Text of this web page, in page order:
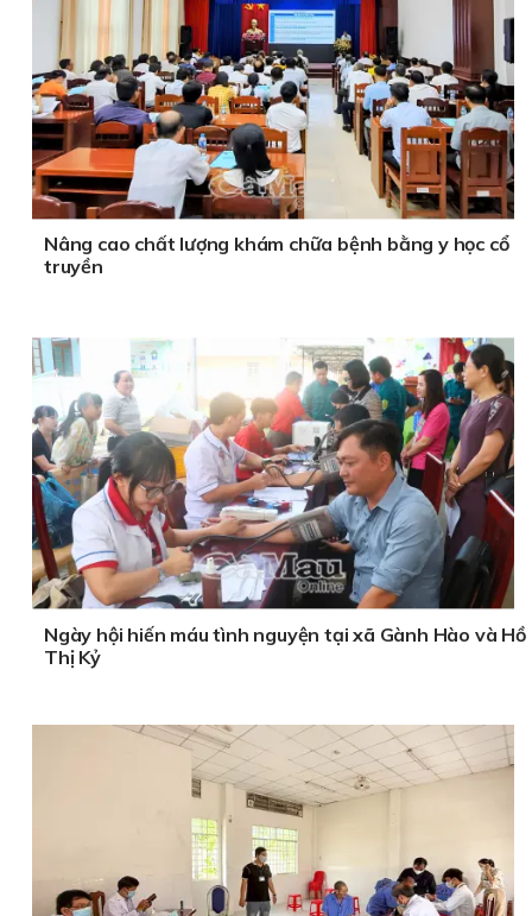
Nâng cao chất lượng khám chữa bệnh bằng y học cổ
truyền
Ngày hội hiến máu tình nguyện tại xã Gành Hào và Hồ
Thị Kỷ